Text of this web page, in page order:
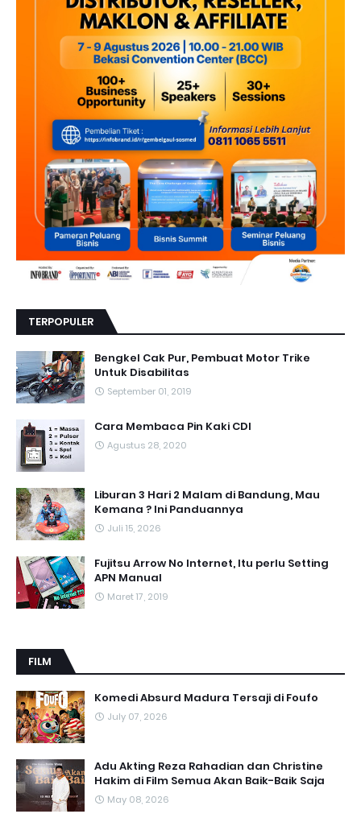
TERPOPULER
Bengkel Cak Pur, Pembuat Motor Trike
Untuk Disabilitas
September 01, 2019
Cara Membaca Pin Kaki CDI
Agustus 28, 2020
Liburan 3 Hari 2 Malam di Bandung, Mau
Kemana ? Ini Panduannya
Juli 15, 2026
Fujitsu Arrow No Internet, Itu perlu Setting
APN Manual
Maret 17, 2019
FILM
Komedi Absurd Madura Tersaji di Foufo
July 07, 2026
Adu Akting Reza Rahadian dan Christine
Hakim di Film Semua Akan Baik-Baik Saja
May 08, 2026